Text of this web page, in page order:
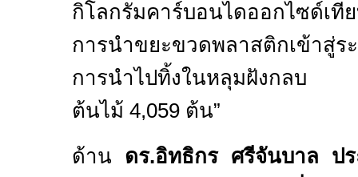
กิโลกรัมคาร์บอนไดออกไซด์เที
การนำขยะขวดพลาสติกเข้าสู่ร
การนำไปทิ้งในหลุมฝังกลบ ห
ต้นไม้ 4,059 ต้น”
ด้าน ดร.อิทธิกร ศรีจันบาล ปร